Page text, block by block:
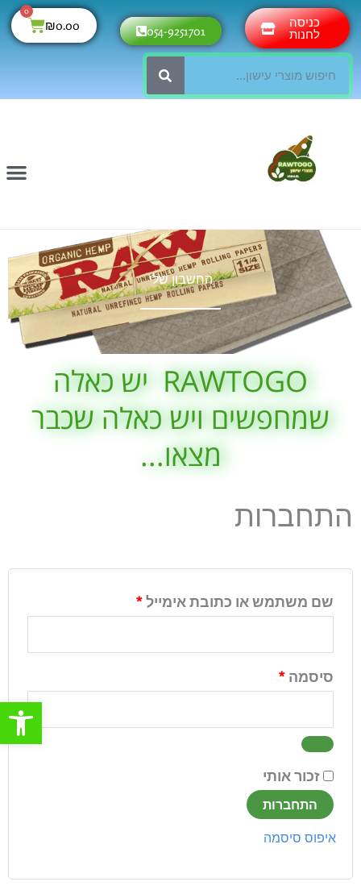
פתח
דילוג
לתוכן
כניסה
לחנות 054-9251701
₪0.00
0
עגלת
קניות
החשבון שלי
RAWTOGO יש כאלה
שמחפשים ויש כאלה שכבר
מצאו...
התחברות
שם משתמש או כתובת אימייל*
סיסמה *
זכור אותי
התחברות
איפוס סיסמה